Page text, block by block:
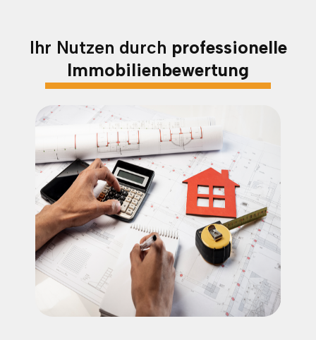
Ihr Nutzen durch professionelle
Immobilienbewertung